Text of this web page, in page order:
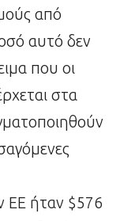
από
αυτό δεν
που οι
στα
EE ήταν $576